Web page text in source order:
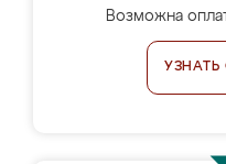
Возможна
УЗНАТЬ